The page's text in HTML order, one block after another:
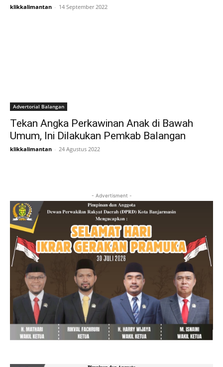
klikkalimantan - 14 September 2022
Advertorial Balangan
Tekan Angka Perkawinan Anak di Bawah
Umum, Ini Dilakukan Pemkab Balangan
klikkalimantan - 24 Agustus 2022
- Advertisment -